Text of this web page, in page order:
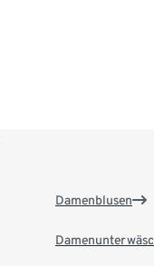
Damenblusen